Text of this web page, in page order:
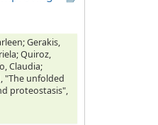
Gerakis,
Quiroz,
Claudia;
"The unfolded
proteostasis",